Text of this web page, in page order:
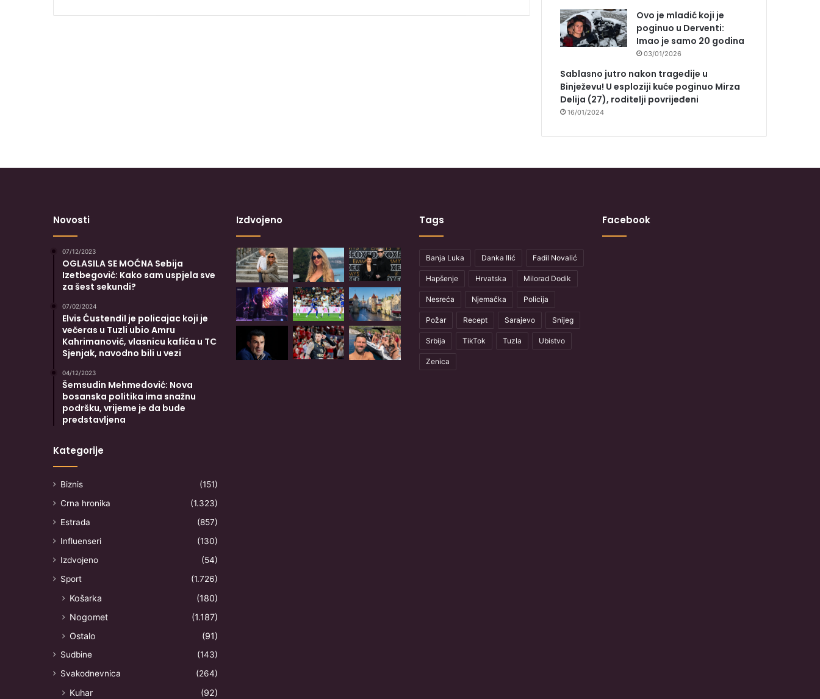
Ovo je mladić koji je
poginuo u Derventi:
Imao je samo 20 godina
03/01/2026
Sablasno jutro nakon tragedije u
Binježevu! U esploziji kuće poginuo Mirza
Delija (27), roditelji povrijeđeni
16/01/2024
Novosti
07/12/2023
OGLASILA SE MOĆNA Sebija
Izetbegović: Kako sam uspjela sve
za šest sekundi?
07/02/2024
Elvis Ćustendil je policajac koji je
večeras u Tuzli ubio Amru
Kahrimanović, vlasnicu kafića u TC
Sjenjak, navodno bili u vezi
04/12/2023
Šemsudin Mehmedović: Nova
bosanska politika ima snažnu
podršku, vrijeme je da bude
predstavljena
Kategorije
Biznis
(151)
Crna hronika
(1.323)
Estrada
(857)
Influenseri
(130)
Izdvojeno
(54)
Sport
(1.726)
Košarka
(180)
Nogomet
(1.187)
Ostalo
(91)
Sudbine
(143)
Svakodnevnica
(264)
Kuhar (92)
Izdvojeno Tags
Banja Luka Danka Ilić Fadil Novalić
Hapšenje Hrvatska Milorad Dodik
Nesreća Njemačka Policija
Požar Recept Sarajevo Snijeg
Srbija TikTok Tuzla Ubistvo
Zenica
Facebook